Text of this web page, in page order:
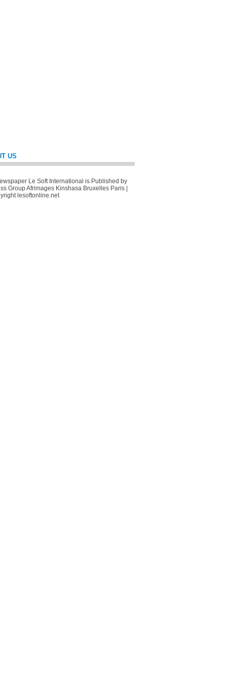
US
Le Soft International is Published by
Group Afrimages Kinshasa Bruxelles Paris |
lesoftonline.net